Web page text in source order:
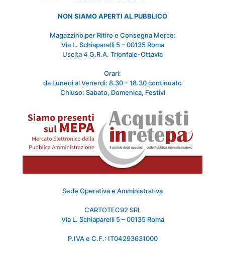
NON SIAMO APERTI AL PUBBLICO
Magazzino per Ritiro e Consegna Merce:
Via L. Schiaparelli 5 – 00135 Roma
Uscita 4 G.R.A. Trionfale-Ottavia
Orari:
da Lunedì al Venerdì: 8.30 – 18.30 continuato
Chiuso: Sabato, Domenica, Festivi
Sede Operativa e Amministrativa
CARTOTEC92 SRL
Via L. Schiaparelli 5 – 00135 Roma
P.IVA e C.F.: IT04293631000